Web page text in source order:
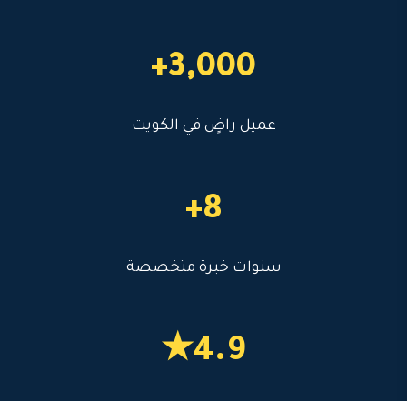
3,000+
عميل راضٍ في الكويت
8+
سنوات خبرة متخصصة
4.9★